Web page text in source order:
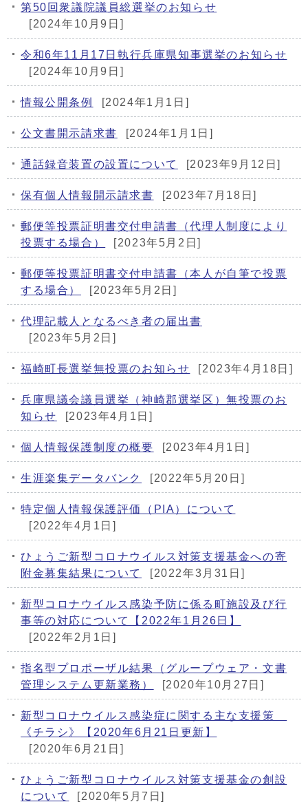
第50回衆議院議員総選挙のお知らせ
[2024年10月9日]
令和6年11月17日執行兵庫県知事選挙のお知らせ
[2024年10月9日]
情報公開条例 [2024年1月1日]
公文書開示請求書 [2024年1月1日]
通話録音装置の設置について [2023年9月12日]
保有個人情報開示請求書 [2023年7月18日]
郵便等投票証明書交付申請書（代理人制度により
投票する場合）
[2023年5月2日]
郵便等投票証明書交付申請書（本人が自筆で投票
する場合）
[2023年5月2日]
代理記載人となるべき者の届出書
[2023年5月2日]
福崎町長選挙無投票のお知らせ [2023年4月18日]
兵庫県議会議員選挙（神崎郡選挙区）無投票のお
知らせ
[2023年4月1日]
個人情報保護制度の概要 [2023年4月1日]
生涯楽集データバンク [2022年5月20日]
特定個人情報保護評価（PIA）について
[2022年4月1日]
ひょうご新型コロナウイルス対策支援基金への寄
附金募集結果について
[2022年3月31日]
新型コロナウイルス感染予防に係る町施設及び行
事等の対応について【2022年1月26日】
[2022年2月1日]
指名型プロポーザル結果（グループウェア・文書
管理システム更新業務）
[2020年10月27日]
新型コロナウイルス感染症に関する主な支援策
《チラシ》【2020年6月21日更新】
[2020年6月21日]
ひょうご新型コロナウイルス対策支援基金の創設
について
[2020年5月7日]